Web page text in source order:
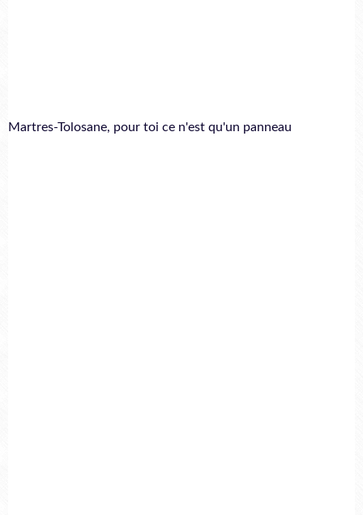
Martres-Tolosane, pour toi ce n'est qu'un panneau